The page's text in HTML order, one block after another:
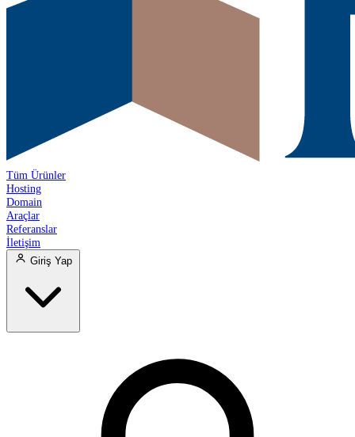
Tüm Ürünler
Hosting
Domain
Araçlar
Referanslar
İletişim
Giriş Yap